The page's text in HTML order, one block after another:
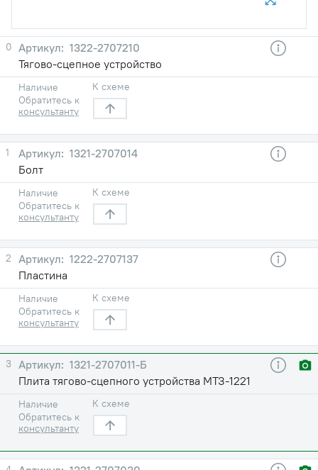
0
1322-2707210
Тягово-сцепное устройство
Наличие
Обратитесь к
консультанту
К схеме
1
1321-2707014
Болт
Наличие
Обратитесь к
консультанту
К схеме
2
1222-2707137
Пластина
Наличие
Обратитесь к
консультанту
К схеме
3
1321-2707011-Б
Плита тягово-сцепного устройства МТЗ-1221
Наличие
Обратитесь к
консультанту
К схеме